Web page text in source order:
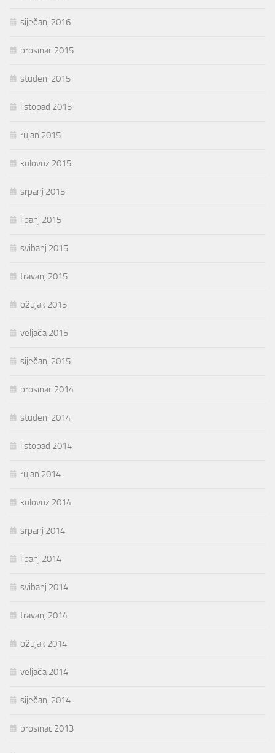
siječanj 2016
prosinac 2015
studeni 2015
listopad 2015
rujan 2015
kolovoz 2015
srpanj 2015
lipanj 2015
svibanj 2015
travanj 2015
ožujak 2015
veljača 2015
siječanj 2015
prosinac 2014
studeni 2014
listopad 2014
rujan 2014
kolovoz 2014
srpanj 2014
lipanj 2014
svibanj 2014
travanj 2014
ožujak 2014
veljača 2014
siječanj 2014
prosinac 2013